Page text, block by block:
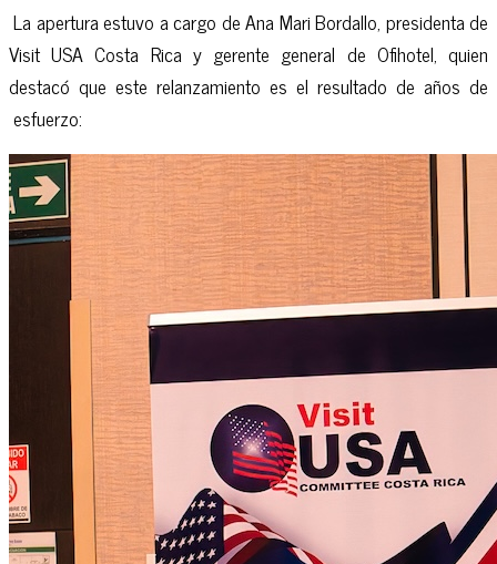
La apertura estuvo a cargo de Ana Mari Bordallo, presidenta de
Visit USA Costa Rica y gerente general de Ofihotel, quien
destacó que este relanzamiento es el resultado de años de
esfuerzo: